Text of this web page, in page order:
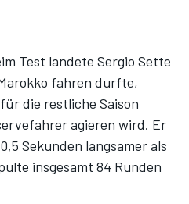
Test landete Sergio Sette
fahren durfte,
die restliche Saison
agieren wird. Er
Sekunden langsamer als
insgesamt 84 Runden